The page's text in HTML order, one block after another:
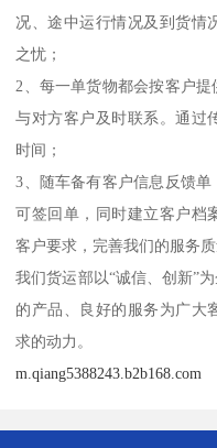
况、途中运行情况及到货情
之忧；
2、每一单货物都会按客户
与对方客户及时联系。通过
时间；
3、随车备有客户信息反馈单
可签回单，同时建立客户档
客户要求，完善我们的服务质
我们货运部以“诚信、创新”
的产品、良好的服务为广大
求的动力。
m.qiang5388243.b2b168.com